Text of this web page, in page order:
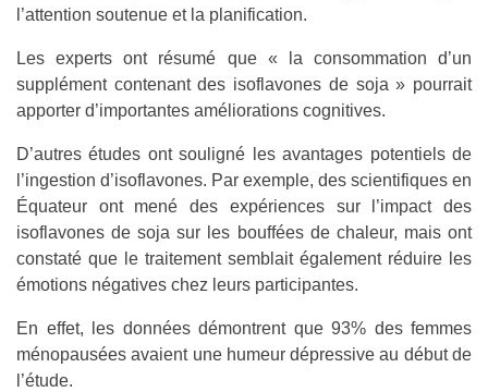
l’attention soutenue et la planification.
Les experts ont résumé que « la consommation d’un
supplément contenant des isoflavones de soja » pourrait
apporter d’importantes améliorations cognitives.
D’autres études ont souligné les avantages potentiels de
l’ingestion d’isoflavones. Par exemple, des scientifiques en
Équateur ont mené des expériences sur l’impact des
isoflavones de soja sur les bouffées de chaleur, mais ont
constaté que le traitement semblait également réduire les
émotions négatives chez leurs participantes.
En effet, les données démontrent que 93% des femmes
ménopausées avaient une humeur dépressive au début de
l’étude.